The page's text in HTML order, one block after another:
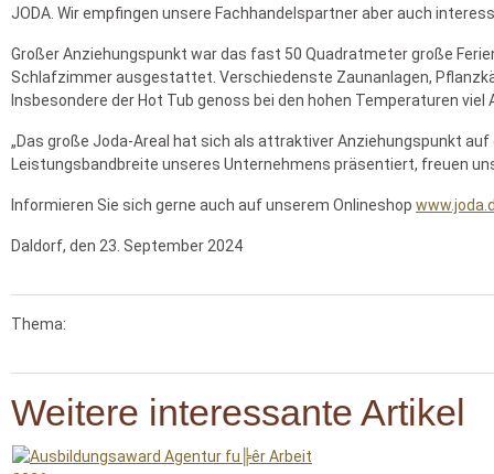
JODA. Wir empfingen unsere Fachhandelspartner aber auch
Großer Anziehungspunkt war das fast 50 Quadratmeter große
Schlafzimmer ausgestattet. Verschiedenste Zaunanlagen,
Insbesondere der Hot Tub genoss bei den hohen Temperaturen
„Das große Joda-Areal hat sich als attraktiver Anziehungspunkt
Leistungsbandbreite unseres Unternehmens präsentiert, freuen
Informieren Sie sich gerne auch auf unserem Onlineshop
Daldorf, den 23. September 2024
Thema:
Weitere interessante Artikel